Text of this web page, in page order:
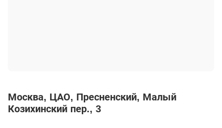
Москва ЦАО Пресненский Малый
Козихинский пер., 3